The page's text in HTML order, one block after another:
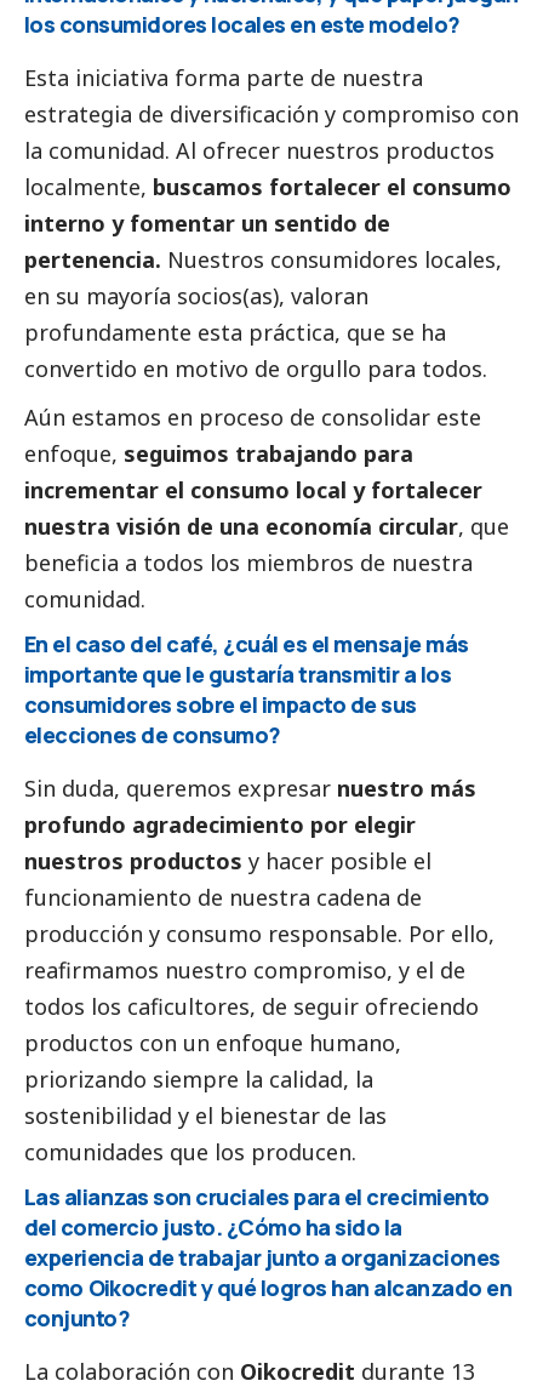
los consumidores locales en este modelo?
Esta iniciativa forma parte de nuestra
estrategia de diversificación y compromiso con
la comunidad. Al ofrecer nuestros productos
localmente, buscamos fortalecer el consumo
interno y fomentar un sentido de
pertenencia. Nuestros consumidores locales,
en su mayoría socios(as), valoran
profundamente esta práctica, que se ha
convertido en motivo de orgullo para todos.
Aún estamos en proceso de consolidar este
enfoque, seguimos trabajando para
incrementar el consumo local y fortalecer
nuestra visión de una economía circular, que
beneficia a todos los miembros de nuestra
comunidad.
En el caso del café, ¿cuál es el mensaje más
importante que le gustaría transmitir a los
consumidores sobre el impacto de sus
elecciones de consumo?
Sin duda, queremos expresar nuestro más
profundo agradecimiento por elegir
nuestros productos y hacer posible el
funcionamiento de nuestra cadena de
producción y consumo responsable. Por ello,
reafirmamos nuestro compromiso, y el de
todos los caficultores, de seguir ofreciendo
productos con un enfoque humano,
priorizando siempre la calidad, la
sostenibilidad y el bienestar de las
comunidades que los producen.
Las alianzas son cruciales para el crecimiento
del comercio justo. ¿Cómo ha sido la
experiencia de trabajar junto a organizaciones
como Oikocredity qué logros han alcanzado en
conjunto?
La colaboración con Oikocredit durante 13